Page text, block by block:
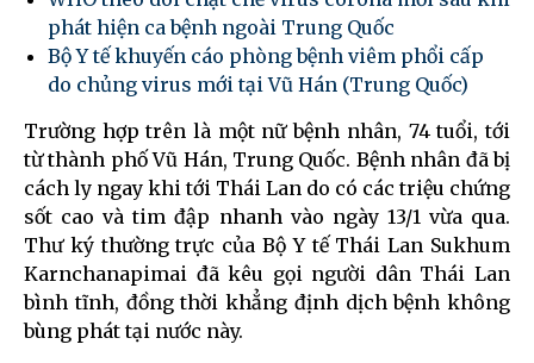
phát hiện ca bệnh ngoài Trung Quốc
Bộ Y tế khuyến cáo phòng bệnh viêm phổi cấp
do chủng virus mới tại Vũ Hán (Trung Quốc)
Trường hợp trên là một nữ bệnh nhân, 74 tuổi, tới
từ thành phố Vũ Hán, Trung Quốc. Bệnh nhân đã bị
cách ly ngay khi tới Thái Lan do có các triệu chứng
sốt cao và tim đập nhanh vào ngày 13/1 vừa qua.
Thư ký thường trực của Bộ Y tế Thái Lan Sukhum
Karnchanapimai đã kêu gọi người dân Thái Lan
bình tĩnh, đồng thời khẳng định dịch bệnh không
bùng phát tại nước này.